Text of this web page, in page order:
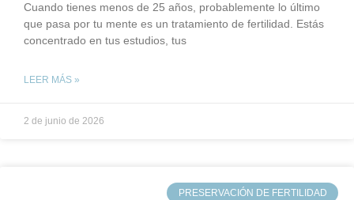
Cuando tienes menos de 25 años, probablemente lo último
que pasa por tu mente es un tratamiento de fertilidad. Estás
concentrado en tus estudios, tus
LEER MÁS »
2 de junio de 2026
PRESERVACIÓN DE FERTILIDAD